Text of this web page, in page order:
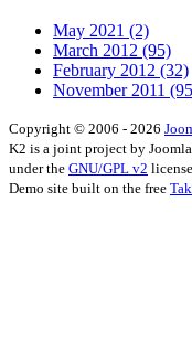
May 2021 (2)
March 2012 (95)
February 2012 (32)
November 2011
Copyright © 2006 - 2026
K2 is a joint project by
under the GNU/GPL v2 license.
Demo site built on the free